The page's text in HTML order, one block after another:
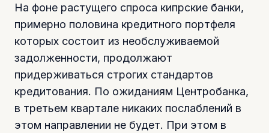
На фоне растущего спроса кипрские банки,
примерно половина кредитного портфеля
которых состоит из необслуживаемой
задолженности, продолжают
придерживаться строгих стандартов
кредитования. По ожиданиям Центробанка,
в третьем квартале никаких послаблений в
этом направлении не будет. При этом в